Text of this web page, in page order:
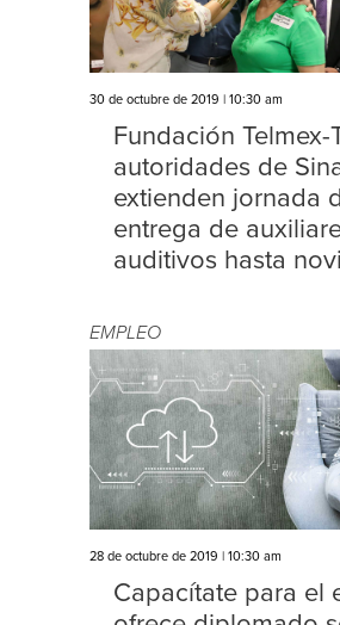
30 de octubre de 2019 | 10:30 am
Fundación Telmex-
autoridades de
extienden jornada
entrega de
auditivos hasta
EMPLEO
28 de octubre de 2019 | 10:30 am
Capacítate para el